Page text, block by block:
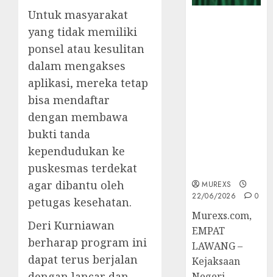
Untuk masyarakat
yang tidak memiliki
ponsel atau kesulitan
dalam mengakses
aplikasi, mereka tetap
bisa mendaftar
dengan membawa
bukti tanda
kependudukan ke
puskesmas terdekat
agar dibantu oleh
petugas kesehatan.
Deri Kurniawan
berharap program ini
dapat terus berjalan
MUREXS
22/06/2026
0
‎Murexs.com,
EMPAT
LAWANG –
Kejaksaan